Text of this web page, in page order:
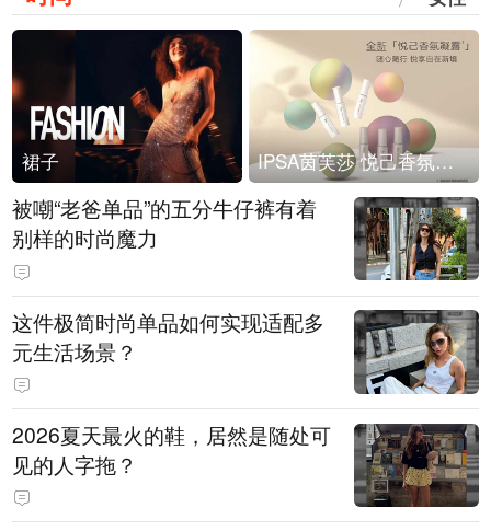
裙子 IPSA茵芙莎 悦己香氛凝露上市
被嘲“老爸单品”的五分牛仔裤有着
别样的时尚魔力
这件极简时尚单品如何实现适配多
元生活场景？
2026夏天最火的鞋，居然是随处可
见的人字拖？